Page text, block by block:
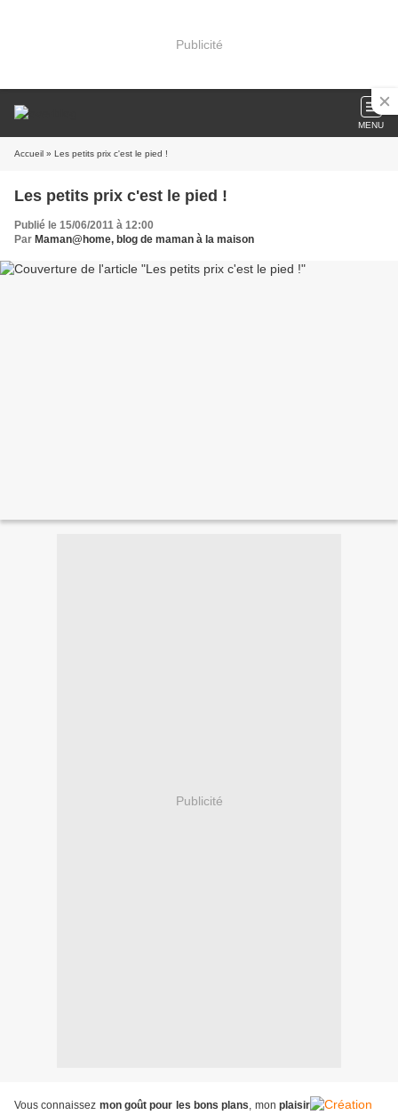
Publicité
MENU
Accueil » Les petits prix c'est le pied !
Les petits prix c'est le pied !
Publié le 15/06/2011 à 12:00
Par Maman@home, blog de maman à la maison
Publicité
Vous connaissez mon goût pour les bons plans, monplaisir